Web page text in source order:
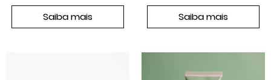
Saiba mais Saiba mais